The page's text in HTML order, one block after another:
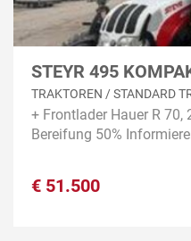
STEYR 495
TRAKTOREN / STANDARD
+ Frontlader Hauer R 70,
Bereifung 50%
€ 51.500